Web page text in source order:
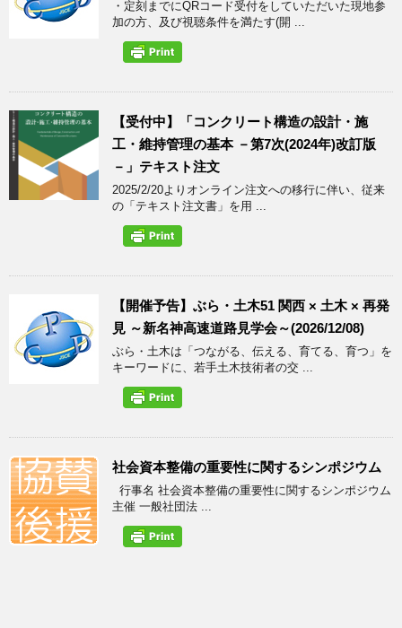
・定刻までにQRコード受付をしていただいた現地参
加の方、及び視聴条件を満たす(開 ...
【受付中】「コンクリート構造の設計・施
工・維持管理の基本 －第7次(2024年)改訂版
－」テキスト注文
2025/2/20よりオンライン注文への移行に伴い、従来
の「テキスト注文書」を用 ...
【開催予告】ぶら・土木51 関西 × 土木 × 再発
見 ～新名神高速道路見学会～(2026/12/08)
ぶら・土木は「つながる、伝える、育てる、育つ」を
キーワードに、若手土木技術者の交 ...
社会資本整備の重要性に関するシンポジウム
行事名 社会資本整備の重要性に関するシンポジウム
主催 一般社団法 ...